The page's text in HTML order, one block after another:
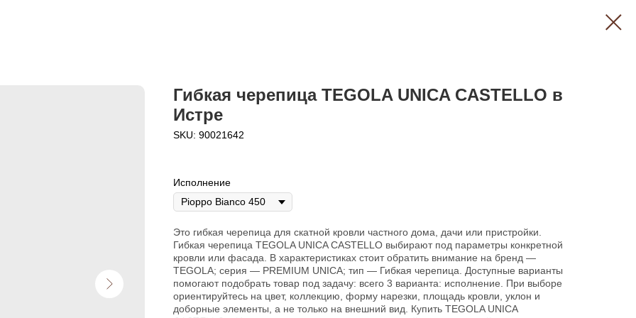
Гибкая черепица TEGOLA UNICA CASTELLO в
Истре
SKU: 90021642
Исполнение
Это гибкая черепица для скатной кровли частного дома, дачи или пристройки.
Гибкая черепица TEGOLA UNICA CASTELLO выбирают под параметры конкретной
кровли или фасада. В характеристиках стоит обратить внимание на бренд —
TEGOLA; серия — PREMIUM UNICA; тип — Гибкая черепица. Доступные варианты
помогают подобрать товар под задачу: всего 3 варианта: исполнение. При выборе
ориентируйтесь на цвет, коллекцию, форму нарезки, площадь кровли, уклон и
доборные элементы, а не только на внешний вид. Купить TEGOLA UNICA